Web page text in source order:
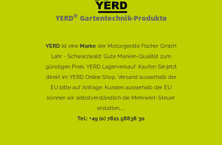
YERD®Gartentechnik-Produkte
YERD ist eine Marke der Motorgeräte Fischer GmbH
Lahr - Schwarzwald: Gute Marken-Qualität zum
günstigen Preis. YERD Lagerverkauf: Kaufen Sie jetzt
direkt im YERD Online Shop. Versand ausserhalb der
EU bitte auf Anfrage. Kunden ausserhalb der EU
können wir selbstverständlich die Mehrwert-Steuer
erstatten......
Tel.: +49 (0) 7821 58838 30